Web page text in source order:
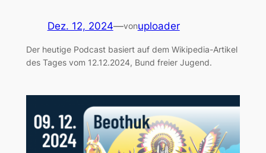
Dez. 12, 2024—vonuploader
Der heutige Podcast basiert auf dem Wikipedia-Artikel
des Tages vom 12.12.2024, Bund freier Jugend.